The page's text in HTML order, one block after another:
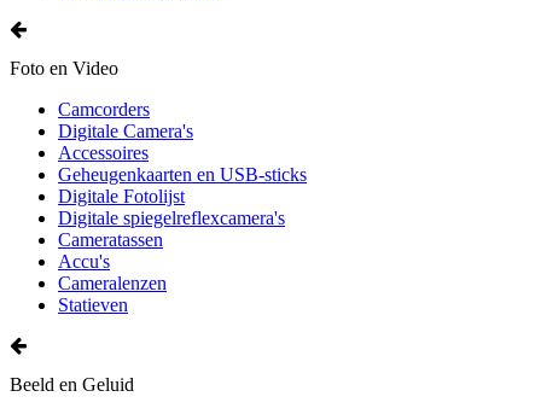
Foto en Video
Camcorders
Digitale Camera's
Accessoires
Geheugenkaarten en USB-sticks
Digitale Fotolijst
Digitale spiegelreflexcamera's
Cameratassen
Accu's
Cameralenzen
Statieven
Beeld en Geluid